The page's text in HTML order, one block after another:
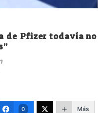
de Pfizer todavía no
0 Más